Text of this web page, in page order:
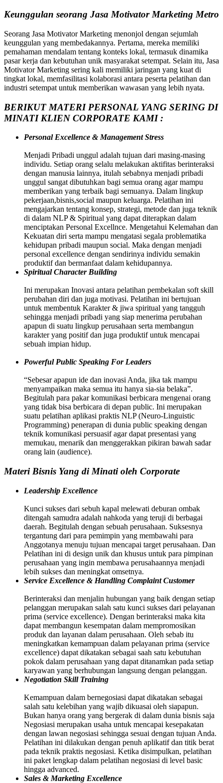
Keunggulan seorang Jasa Motivator Marketing Metro
Seorang Jasa Motivator Marketing menonjol dengan sejumlah
keunggulan yang membedakannya. Pertama, mereka memiliki
pemahaman mendalam tentang konteks lokal, termasuk dinamika
pasar kerja dan kebutuhan unik masyarakat setempat. Selain itu, Jasa
Motivator Marketing sering kali memiliki jaringan yang kuat di
tingkat lokal, memfasilitasi kolaborasi antara peserta pelatihan dan
industri setempat untuk memberikan wawasan yang lebih nyata.
BERIKUT MATERI PERSONAL YANG SERING DI
MINATI KLIEN CORPORATE KAMI :
Personal Excellence & Management Stress
Menjadi Pribadi unggul adalah tujuan dari masing-masing
individu. Setiap orang selalu melakukan aktifitas berinteraksi
dengan manusia lainnya, itulah sebabnya menjadi pribadi
unggul sangat dibutuhkan bagi semua orang agar mampu
memberikan yang terbaik bagi semuanya. Dalam lingkup
pekerjaan,bisnis,social maupun keluarga. Pelatihan ini
mengajarkan tentang konsep, strategi, metode dan juga teknik
di dalam NLP & Spiritual yang dapat diterapkan dalam
menciptakan Personal Excellnce. Mengetahui Kelemahan dan
Kekuatan diri serta mampu mengatasi segala problematika
kehidupan pribadi maupun social. Maka dengan menjadi
personal excellence dengan sendirinya individu semakin
produktif dan bermanfaat dalam kehidupannya.
Spiritual Character Building
Ini merupakan Inovasi antara pelatihan pembekalan soft skill
perubahan diri dan juga motivasi. Pelatihan ini bertujuan
untuk membentuk Karakter & jiwa spiritual yang tangguh
sehingga menjadi pribadi yang siap menerima perubahan
apapun di suatu lingkup perusahaan serta membangun
karakter yang positif dan juga produktif untuk mencapai
sebuah impian hidup.
Powerful Public Speaking For Leaders
“Sebesar apapun ide dan inovasi Anda, jika tak mampu
menyampaikan maka semua itu hanya sia-sia belaka”.
Begitulah para pakar komunikasi berbicara mengenai orang
yang tidak bisa berbicara di depan public. Ini merupakan
suatu pelatihan aplikasi praktis NLP (Neuro-Linguistic
Programming) penerapan di dunia public speaking dengan
teknik komunikasi persuasif agar dapat presentasi yang
memukau, menarik dan menggerakkan pikiran bawah sadar
orang lain (audience).
Materi Bisnis Yang di Minati oleh Corporate
Leadership Excellence
Kunci sukses dari sebuh kapal melewati deburan ombak
ditengah samudra adalah nahkoda yang teruji di berbagai
daerah. Begitulah dengan sebuah perusahaan. Suksesnya
tergantung dari para pemimpin yang membawahi para
Anggotanya menuju tujuan mencapai target perusahaan. Dan
Pelatihan ini di design unik dan khusus untuk para pimpinan
perusahaan yang ingin membawa perusahaannya menjadi
lebih sukses dan meningkat omsetnya.
Service Excellence & Handling Complaint Customer
Berinteraksi dan menjalin hubungan yang baik dengan setiap
pelanggan merupakan salah satu kunci sukses dari pelayanan
prima (service excellence). Dengan berinteraksi maka kita
dapat membangun kesempatan dalam mempromosikan
produk dan layanan dalam perusahaan. Oleh sebab itu
meningkatkan kemampuan dalam pelayanan prima (service
excellence) dapat dikatakan sebagai saah satu kebutuhan
pokok dalam perusahaan yang dapat ditanamkan pada setiap
karyawan yang berhubungan langsung dengan pelanggan.
Negotiation Skill Training
Kemampuan dalam bernegosiasi dapat dikatakan sebagai
salah satu kelebihan yang wajib dikuasai oleh siapapun.
Bukan hanya orang yang bergerak di dalam dunia bisnis saja
Negosiasi merupakan usaha untuk mencapai kesepakatan
dengan lawan negosiasi sehingga sesuai dengan tujuan Anda.
Pelatihan ini dilakukan dengan penuh aplikatif dan titik berat
pada teknik praktis negosiasi. Ketika disimpulkan, pelatihan
ini paket lengkap dalam pelatihan negosiasi di level basic
hingga advanced.
Sales & Marketing Excellence